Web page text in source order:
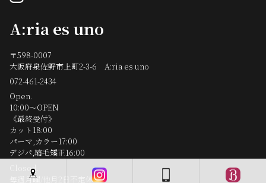
A:ria es uno
〒598-0007
大阪府泉佐野市上町2-3-6 A:ria es uno
072-461-2434
Open.
10:00～OPEN
《最終受付》
カット18:00
パーマ,カラー17:00
デジパ,縮毛矯正16:00
Closed.
毎週月曜/他月2日不定休